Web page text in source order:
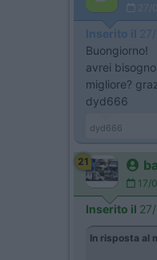
27/
Inserito il
Buongiorno!
avrei
migliore?
dyd666
dyd666
21
17/
Inserito il
In risposta al